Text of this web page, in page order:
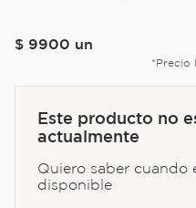
$ 9900 un
*Precio
Este producto no
actualmente
Quiero saber cuando
disponible